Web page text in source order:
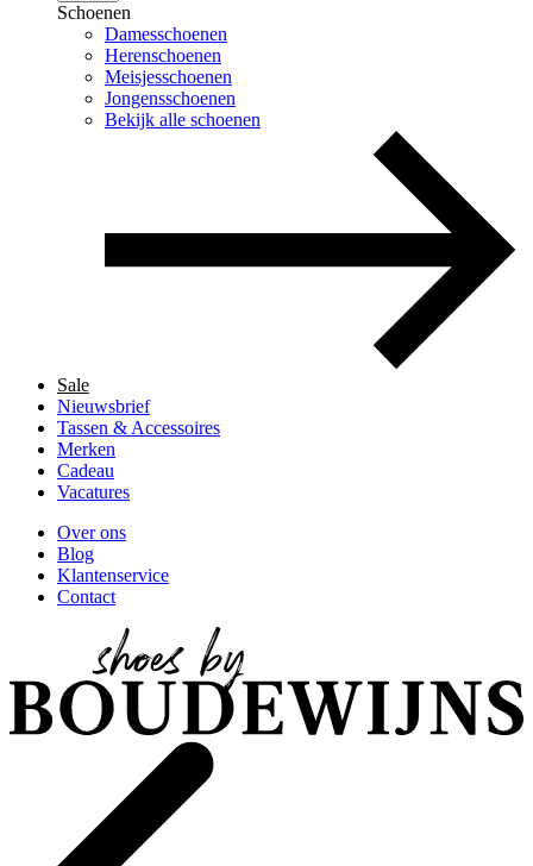
Schoenen
Damesschoenen
Herenschoenen
Meisjesschoenen
Jongensschoenen
Bekijk alle schoenen
Sale
Nieuwsbrief
Tassen & Accessoires
Merken
Cadeau
Vacatures
Over ons
Blog
Klantenservice
Contact